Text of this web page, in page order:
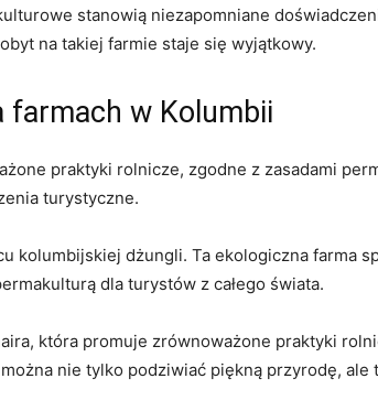
stanowią niezapomniane
na takiej farmie staje⁢ się wyjątkowy.
farmach w Kolumbii
praktyki rolnicze, zgodne z zasadami
turystyczne.
kolumbijskiej dżungli.⁣ Ta ekologiczna⁣ farma
dla turystów z całego⁣ świata.
która ⁤promuje ⁤zrównoważone praktyki
nie‌ tylko podziwiać piękną przyrodę, ⁤ale